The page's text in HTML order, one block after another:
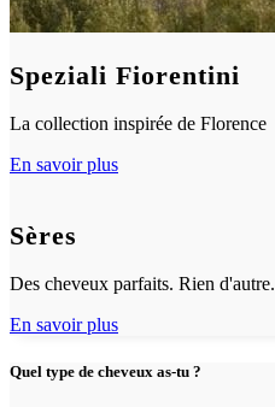
Speziali Fiorentini
La collection inspirée de Florence
En savoir plus
Sères
Des cheveux parfaits. Rien d'autre.
En savoir plus
Quel type de cheveux as-tu ?